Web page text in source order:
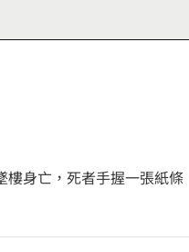
身亡，死者手握一張紙